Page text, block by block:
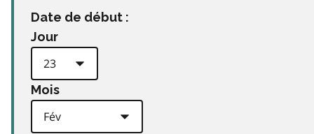
Date de début :
Jour
Mois